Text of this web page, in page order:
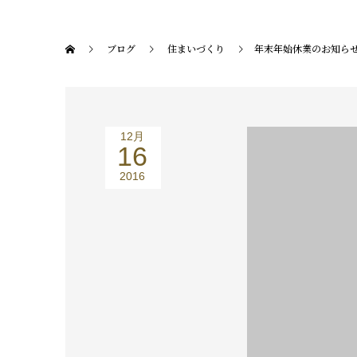
ブログ 住まいづくり 年末年始休業のお知ら
12月
16
2016